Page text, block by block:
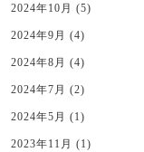
2024年10月 (5)
2024年9月 (4)
2024年8月 (4)
2024年7月 (2)
2024年5月 (1)
2023年11月 (1)